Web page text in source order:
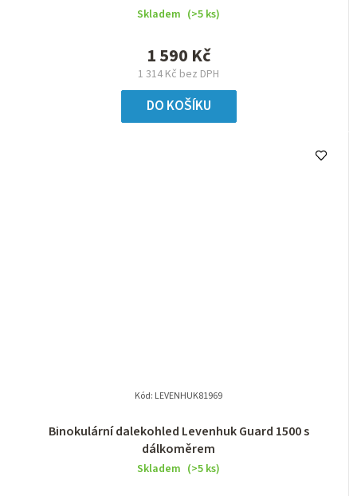
Skladem (>5 ks)
1 314 Kč bez DPH
1 590 Kč
DO KOŠÍKU
Binokulární dalekohled Levenhuk Guard 1500 s
dálkoměrem
Skladem (>5 ks)
Kód: LEVENHUK81969